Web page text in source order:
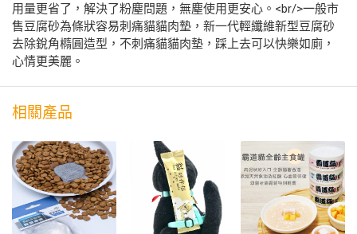
用量更省了，解決了粉塵問題，無塵使用更安心。<br/>一般市
售豆腐砂為條狀容易刺痛貓貓肉墊，新一代輕纖維新型豆腐砂
去除銳角橢圓造型，不刺痛貓貓肉墊，踩上去可以快樂如廁，
心情更美麗。
相關產品